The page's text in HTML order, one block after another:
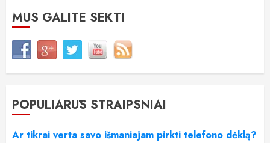
MUS GALITE SEKTI
POPULIARŪS STRAIPSNIAI
Ar tikrai verta savo išmaniajam pirkti telefono dėklą?